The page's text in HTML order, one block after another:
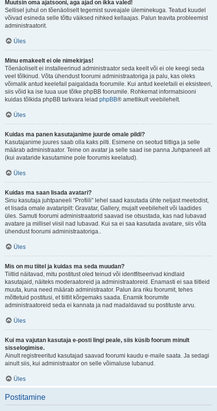
Muutsin oma ajatsooni, aga ajad on ikka valed!
Sellisel juhul on tõenäoliselt tegemist suveajale üleminekuga. Teatud kuudel
võivad esineda selle tõttu väiksed nihked kellaajas. Palun teavita probleemist
administraatorit.
Üles
Minu emakeelt ei ole nimekirjas!
Tõenäoliselt ei installeerinud administraator seda keelt või ei ole keegi seda
veel tõlkinud. Võta ühendust foorumi administraatoriga ja palu, kas oleks
võimalik antud keelefail paigaldada foorumile. Kui antud keelefaili ei eksisteeri,
siis võid ka ise luua uue tõlke phpBB foorumile. Rohkemat informatsiooni
kuidas tõlkida phpBB tarkvara leiad phpBB® ametlikult veebilehelt.
Üles
Kuidas ma panen kasutajanime juurde omale pildi?
Kasutajanime juures saab olla kaks pilti. Esimene on seotud tiitliga ja selle
määrab administraator. Teine on avatar ja selle saad ise panna Juhtpaneeli alt
(kui avataride kasutamine pole foorumis keelatud).
Üles
Kuidas ma saan lisada avatari?
Sinu kasutaja juhtpaneeli “Profiili” lehel saad kasutada ühte neljast meetodist,
et lisada omale avataripilt: Gravatar, Gallery, mujalt veebilehelt või laadides
üles. Samuti foorumi administraatorid saavad ise otsustada, kas nad lubavad
avatare ja millisel viisil nad lubavad. Kui sa ei saa kasutada avatare, siis võta
ühendust foorumi administraatoriga..
Üles
Mis on mu tiitel ja kuidas ma seda muudan?
Tiitlid näitavad, mitu postitust oled teinud või identfitseerivad kindlaid
kasutajaid, näiteks moderaatoreid ja administraatoreid. Enamasti ei saa tiitleid
muuta, kuna need määrab administraator. Palun ära riku foorumit, tehes
mõttetuid postitusi, et tiitlit kõrgemaks saada. Enamik foorumite
administraatoreid seda ei kannata ja nad madaldavad su postituste arvu.
Üles
Kui ma vajutan kasutaja e-posti lingi peale, siis küsib foorum minult
sisselogimise.
Ainult registreeritud kasutajad saavad foorumi kaudu e-maile saata. Ja sedagi
ainult siis, kui administraator on selle võimaluse lubanud.
Üles
Postitamine